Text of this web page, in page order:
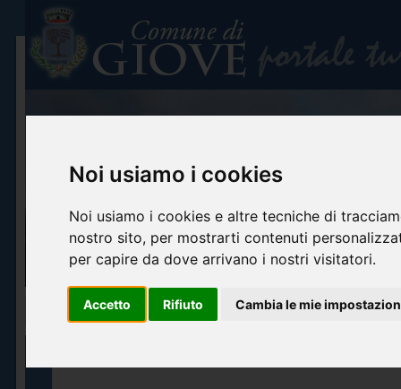
Noi usiamo i cookies
Noi usiamo i cookies e altre tecniche di
nostro sito, per mostrarti contenuti
per capire da dove arrivano i nostri visitatori.
Accetto Rifiuto Cambia le mie
Info turistiche Arte e cultura Itinerari turistici Accoglienza ed